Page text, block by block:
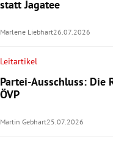
statt Jagatee
Marlene Liebhart26.07.2026
Leitartikel
Partei-Ausschluss: Die
ÖVP
Martin Gebhart25.07.2026